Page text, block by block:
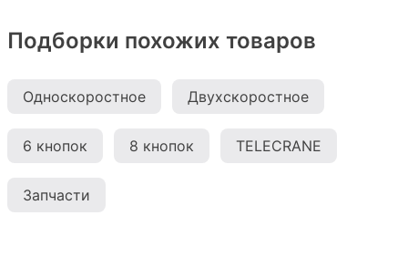
Подборки похожих товаров
Односкоростное Двухскоростное
6 кнопок 8 кнопок TELECRANE
Запчасти